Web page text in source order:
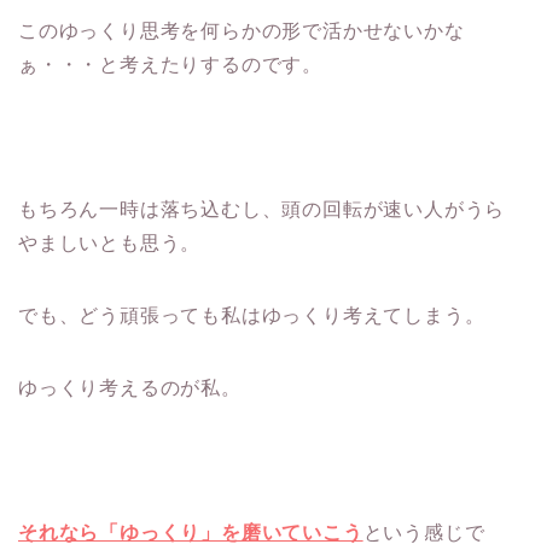
このゆっくり思考を何らかの形で活かせないかな
ぁ・・・と考えたりするのです。
もちろん一時は落ち込むし、頭の回転が速い人がうら
やましいとも思う。
でも、どう頑張っても私はゆっくり考えてしまう。
ゆっくり考えるのが私。
それなら「ゆっくり」を磨いていこう という感じで